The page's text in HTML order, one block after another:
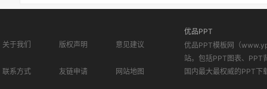
关于我们 版权声明 意见建议
联系方式 友链申请 网站地图
优品PPT
优品PPT模板网（
站。包括PPT图表、PPT
国内最大最权威的PPT下